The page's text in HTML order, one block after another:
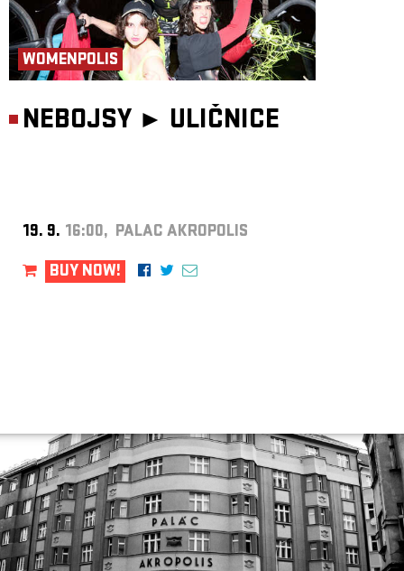
WOMENPOLIS
NEBOJSY ► ULIČNICE
19. 9. 16:00, PALAC AKROPOLIS
BUY NOW!